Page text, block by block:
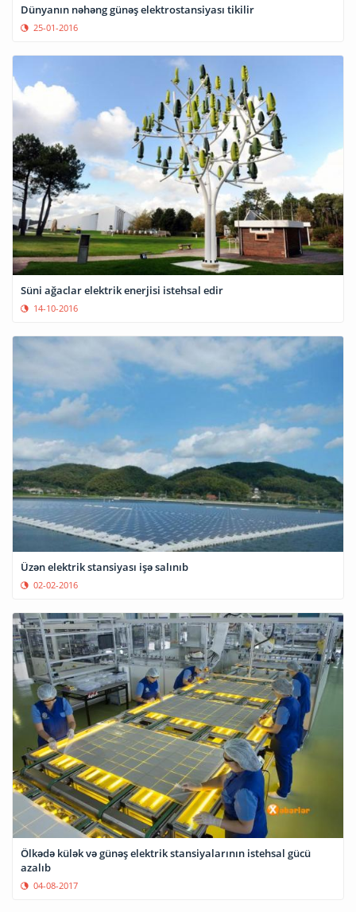
Dünyanın nəhəng günəş elektrostansiyası tikilir
25-01-2016
Süni ağaclar elektrik enerjisi istehsal edir
14-10-2016
Üzən elektrik stansiyası işə salınıb
02-02-2016
Ölkədə külək və günəş elektrik stansiyalarının istehsal gücü
azalıb
04-08-2017